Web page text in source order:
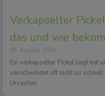
Verkapselter
das und wie
los?
05. August 2026
Ein verkapselter Pickel liegt tief
verschwindet oft nicht so
Ursachen.